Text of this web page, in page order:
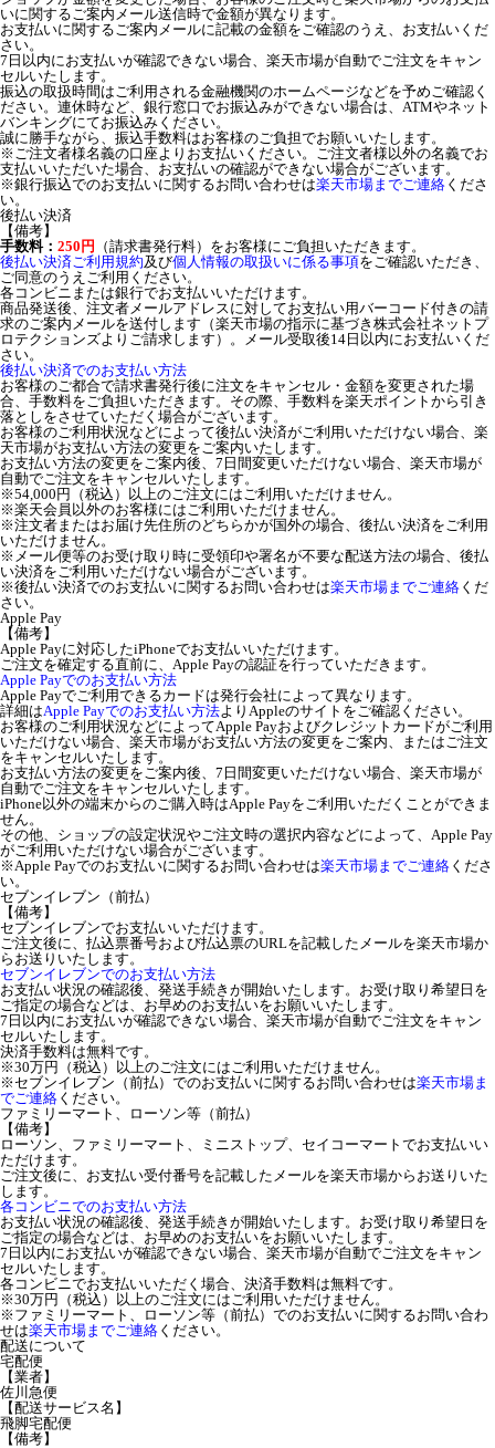
いに関するご案内メール送信時で金額が異なります。
お支払いに関するご案内メールに記載の金額をご確認のうえ、お支払いくだ
さい。
7日以内にお支払いが確認できない場合、楽天市場が自動でご注文をキャン
セルいたします。
振込の取扱時間はご利用される金融機関のホームページなどを予めご確認く
ださい。連休時など、銀行窓口でお振込みができない場合は、ATMやネット
バンキングにてお振込みください。
誠に勝手ながら、振込手数料はお客様のご負担でお願いいたします。
※ご注文者様名義の口座よりお支払いください。ご注文者様以外の名義でお
支払いいただいた場合、お支払いの確認ができない場合がございます。
※銀行振込でのお支払いに関するお問い合わせは楽天市場までご連絡 くださ
い。
後払い決済
【備考】
手数料： 250円 （請求書発行料）をお客様にご負担いただきます。
後払い決済ご利用規約及び個人情報の取扱いに係る事項をご確認いただき、
ご同意のうえご利用ください。
各コンビニまたは銀行でお支払いいただけます。
商品発送後、注文者メールアドレスに対してお支払い用バーコード付きの請
求のご案内メールを送付します（楽天市場の指示に基づき株式会社ネットプ
ロテクションズよりご請求します）。メール受取後14日以内にお支払いくだ
さい。
後払い決済でのお支払い方法
お客様のご都合で請求書発行後に注文をキャンセル・金額を変更された場
合、手数料をご負担いただきます。その際、手数料を楽天ポイントから引き
落としをさせていただく場合がございます。
お客様のご利用状況などによって後払い決済がご利用いただけない場合、楽
天市場がお支払い方法の変更をご案内いたします。
お支払い方法の変更をご案内後、7日間変更いただけない場合、楽天市場が
自動でご注文をキャンセルいたします。
※54,000円（税込）以上のご注文にはご利用いただけません。
※楽天会員以外のお客様にはご利用いただけません。
※注文者またはお届け先住所のどちらかが国外の場合、後払い決済をご利用
いただけません。
※メール便等のお受け取り時に受領印や署名が不要な配送方法の場合、後払
い決済をご利用いただけない場合がございます。
※後払い決済でのお支払いに関するお問い合わせは楽天市場までご連絡 くだ
さい。
Apple Pay
【備考】
Apple Payに対応したiPhoneでお支払いいただけます。
ご注文を確定する直前に、Apple Payの認証を行っていただきます。
Apple Payでのお支払い方法
Apple Payでご利用できるカードは発行会社によって異なります。
詳細はApple Payでのお支払い方法よりAppleのサイトをご確認ください。
お客様のご利用状況などによってApple Payおよびクレジットカードがご利用
いただけない場合、楽天市場がお支払い方法の変更をご案内、またはご注文
をキャンセルいたします。
お支払い方法の変更をご案内後、7日間変更いただけない場合、楽天市場が
自動でご注文をキャンセルいたします。
iPhone以外の端末からのご購入時はApple Payをご利用いただくことができま
せん。
その他、ショップの設定状況やご注文時の選択内容などによって、Apple Pay
がご利用いただけない場合がございます。
※Apple Payでのお支払いに関するお問い合わせは楽天市場までご連絡 くださ
い。
セブンイレブン（前払）
【備考】
セブンイレブンでお支払いいただけます。
ご注文後に、払込票番号および払込票のURLを記載したメールを楽天市場か
らお送りいたします。
セブンイレブンでのお支払い方法
お支払い状況の確認後、発送手続きが開始いたします。お受け取り希望日を
ご指定の場合などは、お早めのお支払いをお願いいたします。
7日以内にお支払いが確認できない場合、楽天市場が自動でご注文をキャン
セルいたします。
決済手数料は無料です。
※30万円（税込）以上のご注文にはご利用いただけません。
※セブンイレブン（前払）でのお支払いに関するお問い合わせは楽天市場ま
でご連絡 ください。
ファミリーマート、ローソン等（前払）
【備考】
ローソン、ファミリーマート、ミニストップ、セイコーマートでお支払いい
ただけます。
ご注文後に、お支払い受付番号を記載したメールを楽天市場からお送りいた
します。
各コンビニでのお支払い方法
お支払い状況の確認後、発送手続きが開始いたします。お受け取り希望日を
ご指定の場合などは、お早めのお支払いをお願いいたします。
7日以内にお支払いが確認できない場合、楽天市場が自動でご注文をキャン
セルいたします。
各コンビニでお支払いいただく場合、決済手数料は無料です。
※30万円（税込）以上のご注文にはご利用いただけません。
※ファミリーマート、ローソン等（前払）でのお支払いに関するお問い合わ
せは楽天市場までご連絡 ください。
配送について
宅配便
【業者】
佐川急便
【配送サービス名】
飛脚宅配便
【備考】